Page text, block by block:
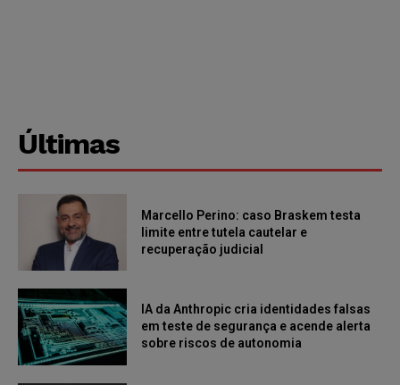
Últimas
Marcello Perino: caso Braskem testa
limite entre tutela cautelar e
recuperação judicial
IA da Anthropic cria identidades falsas
em teste de segurança e acende alerta
sobre riscos de autonomia